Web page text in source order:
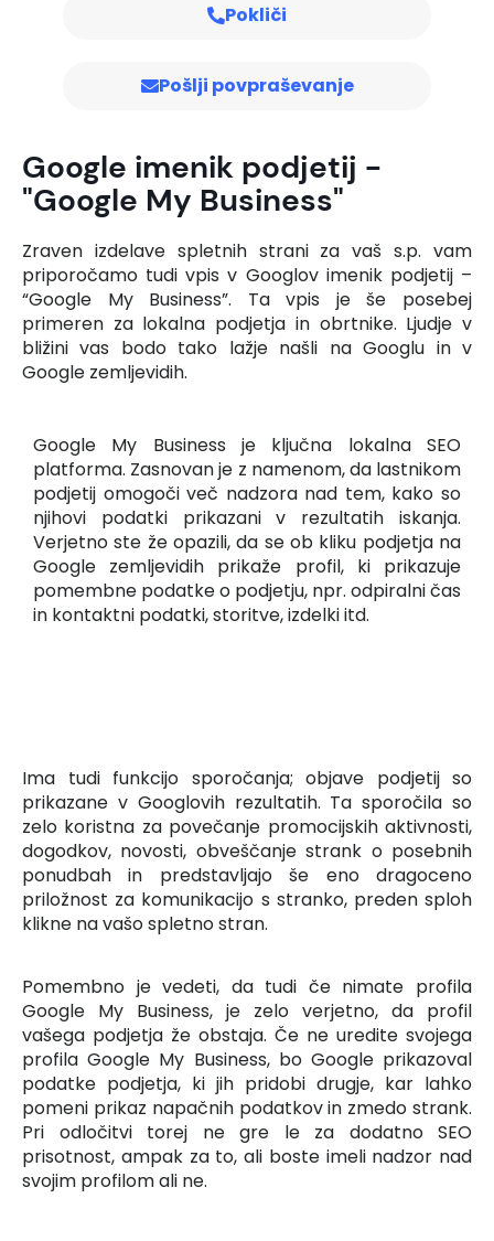
Pokliči
Pošlji povpraševanje
Google imenik podjetij -
"Google My Business"
Zraven izdelave spletnih strani za vaš s.p. vam
priporočamo tudi vpis v Googlov imenik podjetij –
“Google My Business”. Ta vpis je še posebej
primeren za lokalna podjetja in obrtnike. Ljudje v
bližini vas bodo tako lažje našli na Googlu in v
Google zemljevidih.
Google My Business je ključna lokalna SEO
platforma. Zasnovan je z namenom, da lastnikom
podjetij omogoči več nadzora nad tem, kako so
njihovi podatki prikazani v rezultatih iskanja.
Verjetno ste že opazili, da se ob kliku podjetja na
Google zemljevidih prikaže profil, ki prikazuje
pomembne podatke o podjetju, npr. odpiralni čas
in kontaktni podatki, storitve, izdelki itd.
Ima tudi funkcijo sporočanja; objave podjetij so
prikazane v Googlovih rezultatih. Ta sporočila so
zelo koristna za povečanje promocijskih aktivnosti,
dogodkov, novosti, obveščanje strank o posebnih
ponudbah in predstavljajo še eno dragoceno
priložnost za komunikacijo s stranko, preden sploh
klikne na vašo spletno stran.
Pomembno je vedeti, da tudi če nimate profila
Google My Business, je zelo verjetno, da profil
vašega podjetja že obstaja. Če ne uredite svojega
profila Google My Business, bo Google prikazoval
podatke podjetja, ki jih pridobi drugje, kar lahko
pomeni prikaz napačnih podatkov in zmedo strank.
Pri odločitvi torej ne gre le za dodatno SEO
prisotnost, ampak za to, ali boste imeli nadzor nad
svojim profilom ali ne.